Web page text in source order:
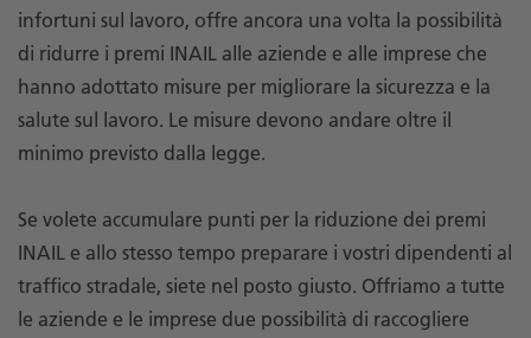
infortuni sul lavoro, offre ancora una volta la possibilità
di ridurre i premi INAIL alle aziende e alle imprese che
hanno adottato misure per migliorare la sicurezza e la
salute sul lavoro. Le misure devono andare oltre il
minimo previsto dalla legge.
Se volete accumulare punti per la riduzione dei premi
INAIL e allo stesso tempo preparare i vostri dipendenti al
traffico stradale, siete nel posto giusto. Offriamo a tutte
le aziende e le imprese due possibilità di raccogliere